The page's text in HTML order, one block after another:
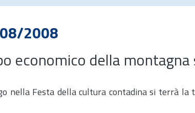
08/2008
economico della montagna
nella Festa della cultura contadina si terrà la